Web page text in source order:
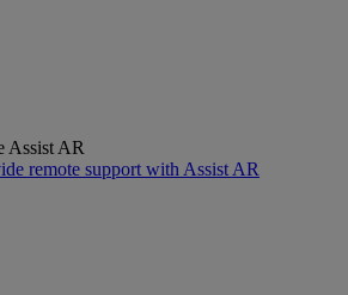
Assist AR
remote support with Assist AR